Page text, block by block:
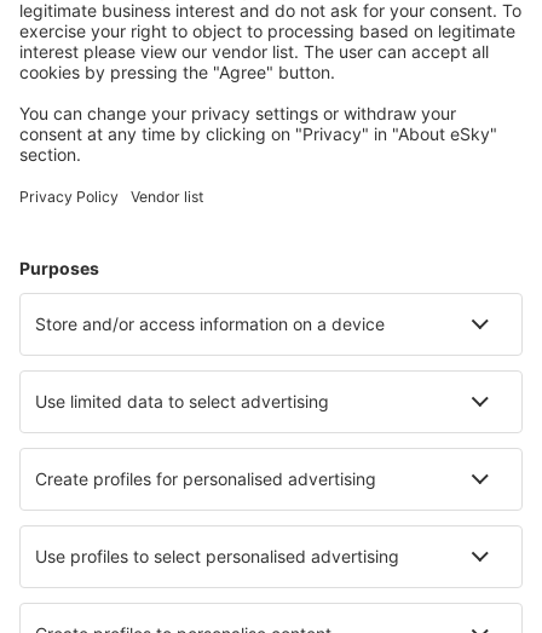
Unterkünfte, die Sie mögen
Wählen Sie aus über 1,3 Millionen Unterkünften: Hotels,
Meist gesuchte Hotels von eSky-Nutzern
Hotels in Nizza Hotels in Paris Hotels in Le Cap d`Agde
Hotels in Saint-Hilaire-de-Riez Hotels Gouzon
Hotels in Villers-sur-Mer Hotels in Albi Hotels in Tignes
Die besten Hotels - Städte
Hotels in Sortavala Hotels in Ohrid
Hotels in Bedsted Thy Hotels in Candolim